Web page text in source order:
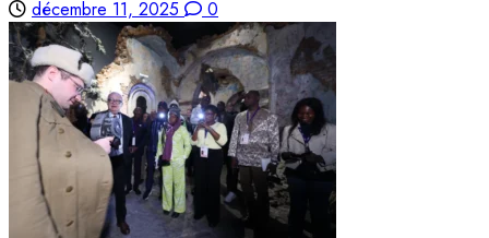
décembre 11, 2025 0